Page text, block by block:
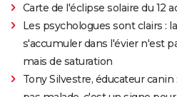
Carte de l'éclipse solaire du 12
Les psychologues sont clairs :
s'accumuler dans l'évier n'est
mais de saturation
Tony Silvestre, éducateur